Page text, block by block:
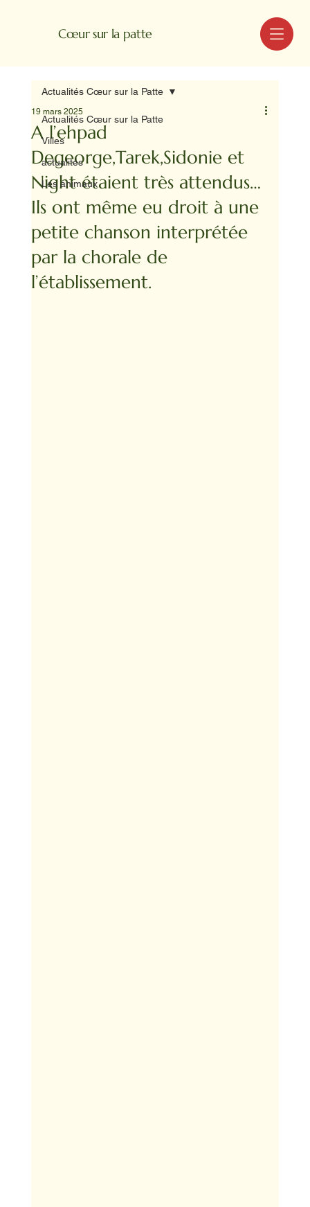
Cœur sur la patte MENU
Actualités Cœur sur la Patte
Villes
actualités
Les animaux
Actualités Cœur sur la Patte
A l’ehpad
Degeorge,Tarek,Sidonie et
Night étaient très attendus…
Ils ont même eu droit à une
petite chanson interprétée
par la chorale de
l’établissement.
19 mars 2025